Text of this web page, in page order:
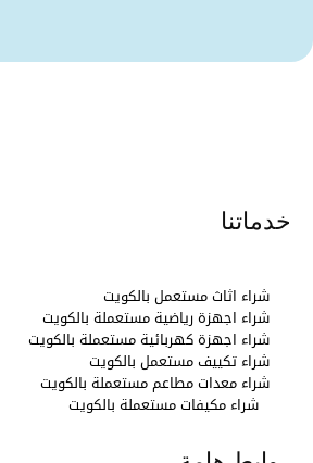
خدماتنا
شراء اثاث مستعمل بالكويت
شراء اجهزة رياضية مستعملة بالكويت
شراء اجهزة كهربائية مستعملة بالكويت
شراء تكييف مستعمل بالكويت
شراء معدات مطاعم مستعملة بالكويت
شراء مكيفات مستعملة بالكويت